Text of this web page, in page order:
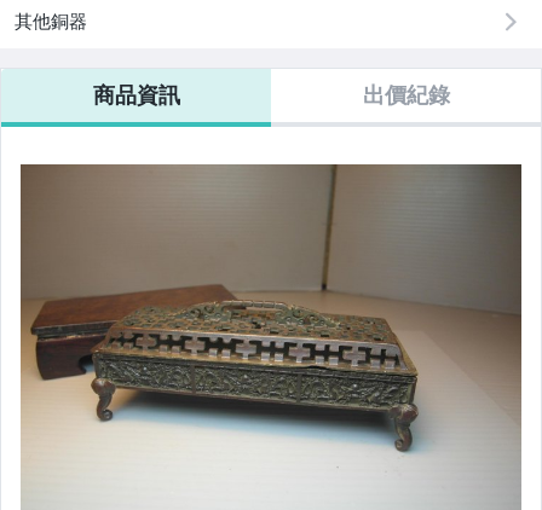
其他銅器
商品資訊 出價紀錄